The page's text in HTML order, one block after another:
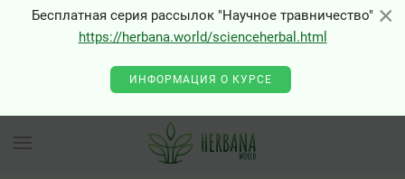
×
Бесплатная серия рассылок "Научное травничество"
https://herbana.world/scienceherbal.html
ИНФОРМАЦИЯ О КУРСЕ
×